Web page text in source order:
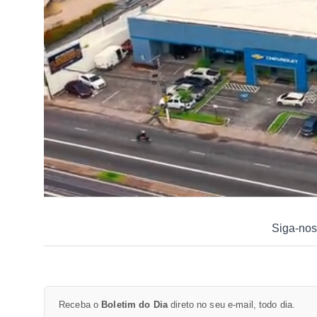
Siga-
Receba o Boletim do Dia direto no seu e-mail, todo dia.